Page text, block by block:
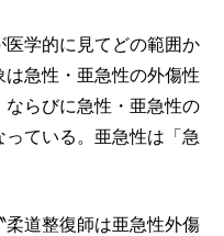
学的に見てどの範囲か
急性・亜急性の外傷性
らびに急性・亜急性の
ている。亜急性は「急
道整復師は亜急性外傷